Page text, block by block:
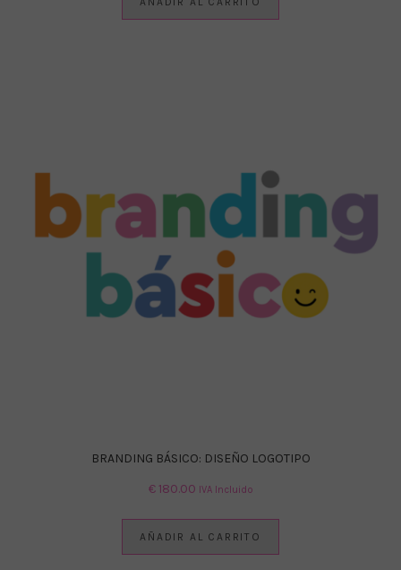
BRANDING BÁSICO: DISEÑO LOGOTIPO
€180.00 IVA Incluido
AÑADIR AL CARRITO